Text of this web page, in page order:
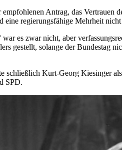
Antrag, das Vertrauen
regierungsfähige Mehrheit
war es zwar nicht, aber
gestellt, solange der Bundestag
schließlich Kurt-Georg Kiesinger
SPD.